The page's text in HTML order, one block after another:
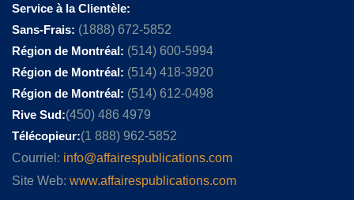
Service à la Clientèle:
Sans-Frais: (1888) 672-5852
Région de Montréal: (514) 600-5994
Région de Montréal: (514) 418-3920
Région de Montréal: (514) 612-0498
Rive Sud:(450) 486 4979
Télécopieur:(1 888) 962-5852
Courriel: info@affairespublications.com
Site Web: www.affairespublications.com